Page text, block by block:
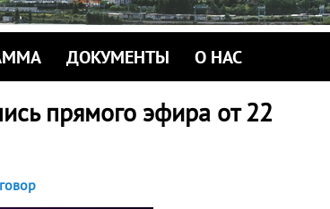
ДОКУМЕНТЫ О НАС
прямого эфира от 22